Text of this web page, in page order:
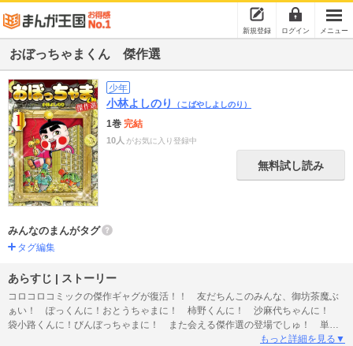
新規登録 ログイン メニュー
おぼっちゃまくん 傑作選
少年
小林よしのり （こばやしよしのり）
1巻 完結
10人 がお気に入り登録中
無料試し読み
みんなのまんがタグ
タグ編集
あらすじ | ストーリー
コロコロコミックの傑作ギャグが復活！！ 友だちんこのみんな、御坊茶魔ぶ
ぁい！ ぽっくんに！おとうちゃまに！ 柿野くんに！ 沙麻代ちゃんに！
袋小路くんに！びんぼっちゃまに！ また会える傑作選の登場でしゅ！ 単行
本全２４巻から厳選した神回１３本に、連載終了後２２年ぶりに「コロコロア
もっと詳細を見る▼